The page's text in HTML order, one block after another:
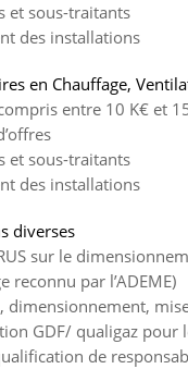
et sous-traitants
des installations
en Chauffage,
entre 10 K€ et
et sous-traitants
des installations
diverses
sur le
reconnu par l’ADEME)
GDF/ qualigaz pour
de